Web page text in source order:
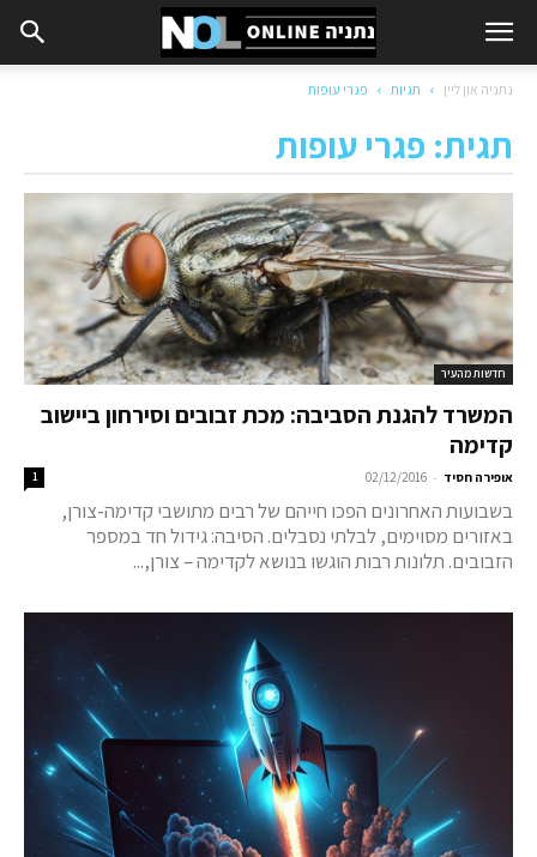
נתניה און ליין תגיות פגרי עופות
תגית: פגרי עופות
חדשות מהעיר
המשרד להגנת הסביבה: מכת זבובים וסירחון ביישוב
קדימה
אופירה חסיד -
02/12/2016
1
בשבועות האחרונים הפכו חייהם של רבים מתושבי קדימה-צורן,
באזורים מסוימים, לבלתי נסבלים. הסיבה: גידול חד במספר
הזבובים. תלונות רבות הוגשו בנושא לקדימה – צורן,...